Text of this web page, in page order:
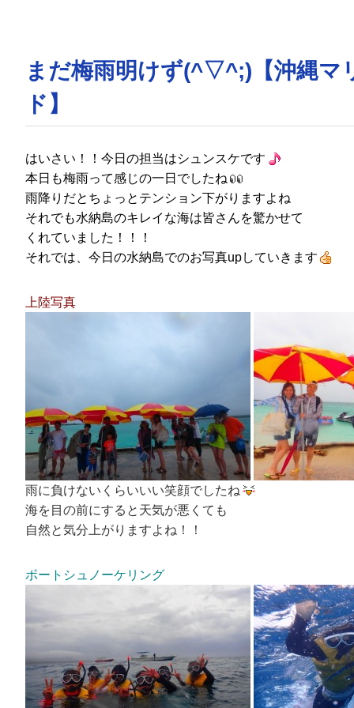
まだ梅雨明けず(^▽^;)【沖縄マ
ド】
はいさい！！今日の担当はシュンスケです
本日も梅雨って感じの一日でしたね
雨降りだとちょっとテンション下がりますよね
それでも水納島のキレイな海は皆さんを驚かせて
くれていました！！！
それでは、今日の水納島でのお写真upしていきます
上陸写真
雨に負けないくらいいい笑顔でしたね
海を目の前にすると天気が悪くても
自然と気分上がりますよね！！
ボートシュノーケリング